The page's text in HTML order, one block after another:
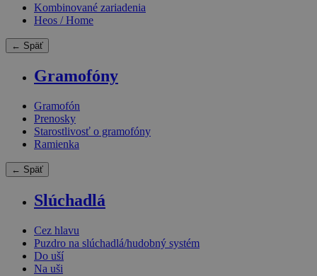
Kombinované zariadenia
Heos / Home
← Späť
Gramofóny
Gramofón
Prenosky
Starostlivosť o gramofóny
Ramienka
← Späť
Slúchadlá
Cez hlavu
Puzdro na slúchadlá/hudobný systém
Do uší
Na uši